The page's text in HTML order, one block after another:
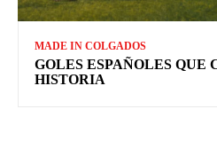
MADE IN COLGADOS
GOLES ESPAÑOLES QUE
HISTORIA